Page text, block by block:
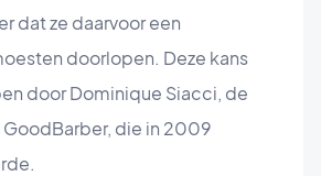
dat ze daarvoor een
doorlopen. Deze kans
door Dominique Siacci, de
GoodBarber, die in 2009